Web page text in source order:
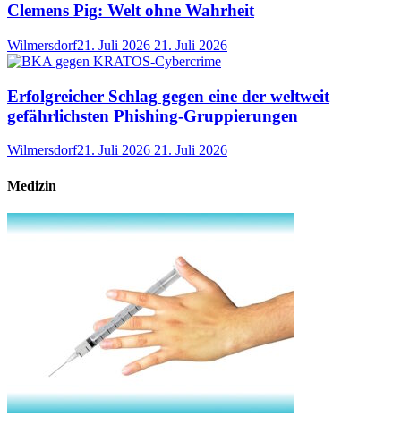
Clemens Pig: Welt ohne Wahrheit
Wilmersdorf21. Juli 2026 21. Juli 2026
Erfolgreicher Schlag gegen eine der weltweit
gefährlichsten Phishing-Gruppierungen
Wilmersdorf21. Juli 2026 21. Juli 2026
Medizin